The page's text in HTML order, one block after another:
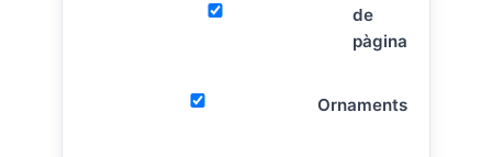
de
pàgina
Ornaments